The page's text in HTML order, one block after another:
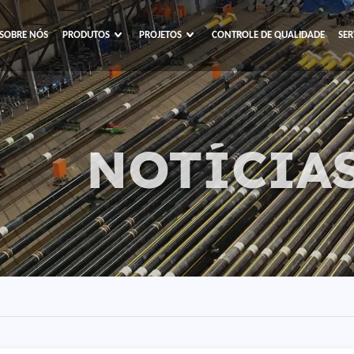
SOBRE NÓS PRODUTOS PROJETOS CONTROLE DE QUALIDADE